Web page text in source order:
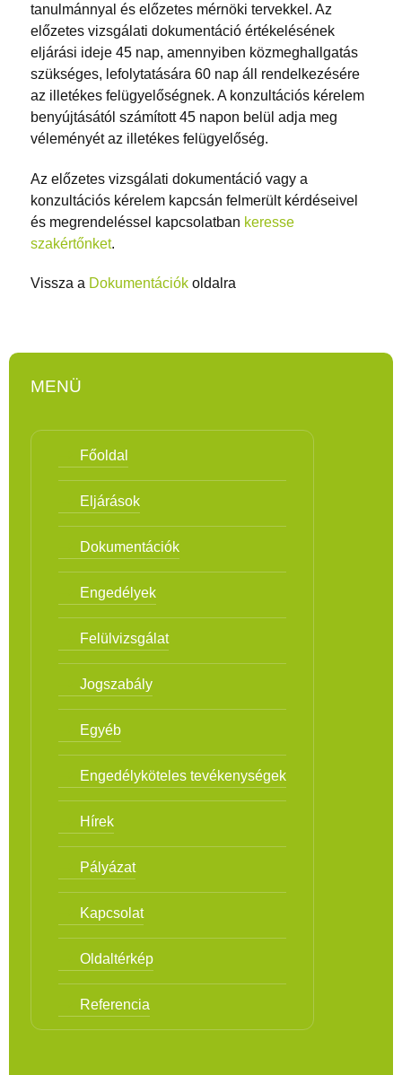
tanulmánnyal és előzetes mérnöki tervekkel. Az
előzetes vizsgálati dokumentáció értékelésének
eljárási ideje 45 nap, amennyiben közmeghallgatás
szükséges, lefolytatására 60 nap áll rendelkezésére
az illetékes felügyelőségnek. A konzultációs kérelem
benyújtásától számított 45 napon belül adja meg
véleményét az illetékes felügyelőség.
Az előzetes vizsgálati dokumentáció vagy a
konzultációs kérelem kapcsán felmerült kérdéseivel
és megrendeléssel kapcsolatban keresse
szakértőnket.
Vissza a Dokumentációk oldalra
MENÜ
Főoldal
Eljárások
Dokumentációk
Engedélyek
Felülvizsgálat
Jogszabály
Egyéb
Engedélyköteles tevékenységek
Hírek
Pályázat
Kapcsolat
Oldaltérkép
Referencia